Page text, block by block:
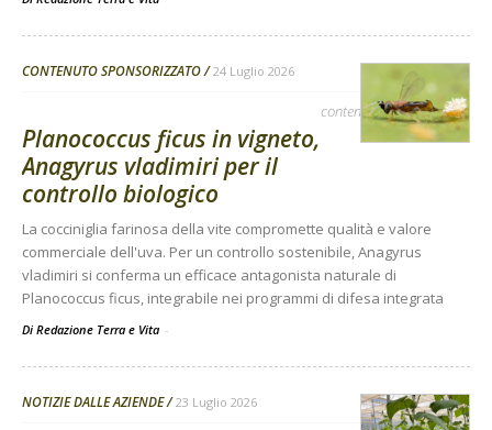
CONTENUTO SPONSORIZZATO 24 Luglio 2026
contenuto sponsorizzato
Planococcus ficus in vigneto,
Anagyrus vladimiri per il
controllo biologico
La cocciniglia farinosa della vite compromette qualità e valore
commerciale dell'uva. Per un controllo sostenibile, Anagyrus
vladimiri si conferma un efficace antagonista naturale di
Planococcus ficus, integrabile nei programmi di difesa integrata
Di Redazione Terra e Vita -
NOTIZIE DALLE AZIENDE 23 Luglio 2026